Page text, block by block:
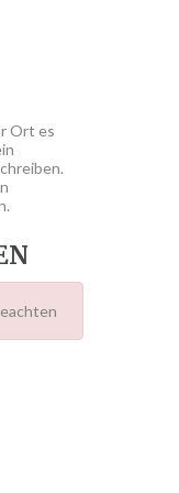
Ort es